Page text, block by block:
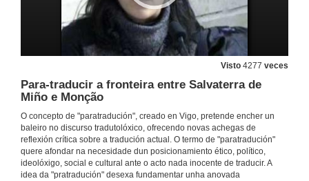
Visto 4277 veces
Para-traducir a fronteira entre Salvaterra de
Miño e Monção
O concepto de "paratradución", creado en Vigo, pretende encher un
baleiro no discurso tradutolóxico, ofrecendo novas achegas de
reflexión crítica sobre a tradución actual. O termo de "paratradución"
quere afondar na necesidade dun posicionamiento ético, político,
ideolóxigo, social e cultural ante o acto nada inocente de traducir. A
idea da "pratradución" desexa fundamentar unha anovada
Quenda de preguntas
5 de xuño de 2009
Segunda parte do II Coloquio Internacional de Vigo sobre Paratraducción: presentación
27 de nov. de 2009